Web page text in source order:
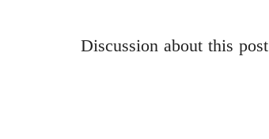
Discussion about this post